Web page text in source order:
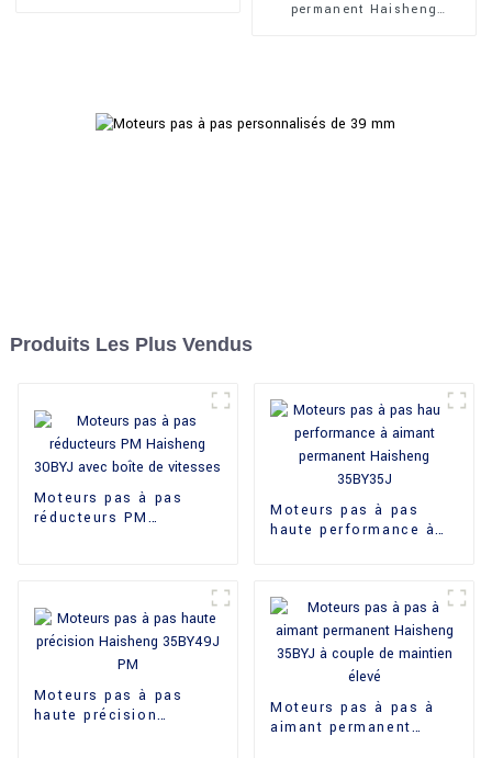
permanent Haisheng
Produits Les Plus Vendus
Moteurs pas à pas
réducteurs PM
Moteurs pas à pas
haute performance à
Moteurs pas à pas
haute précision
Moteurs pas à pas à
aimant permanent